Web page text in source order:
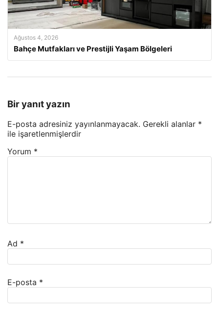
Ağustos 4, 2026
Bahçe Mutfakları ve Prestijli Yaşam Bölgeleri
Bir yanıt yazın
E-posta adresiniz yayınlanmayacak. Gerekli alanlar *
ile işaretlenmişlerdir
Yorum *
Ad *
E-posta *